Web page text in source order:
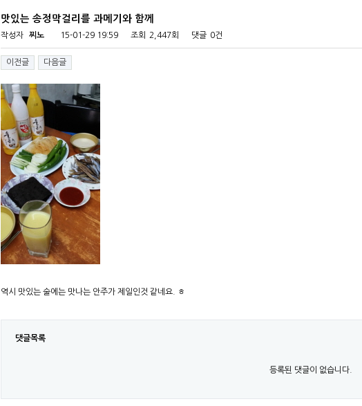
맛있는 송정막걸리를 과메기와 함께
작성자 찌노 15-01-29 19:59 조회 2,447회 댓글 0건
이전글 다음글
​역시 맛있는 술에는 맛나는 안주가 제일인것 같네요. ㅎ
댓글목록
등록된 댓글이 없습니다.